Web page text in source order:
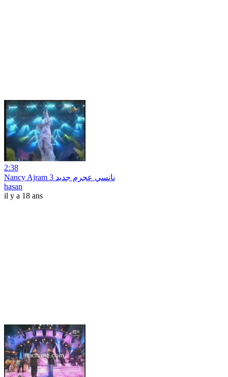
2:38
Nancy Ajram 3 نانسي عجرم جديد
hasan
il y a 18 ans